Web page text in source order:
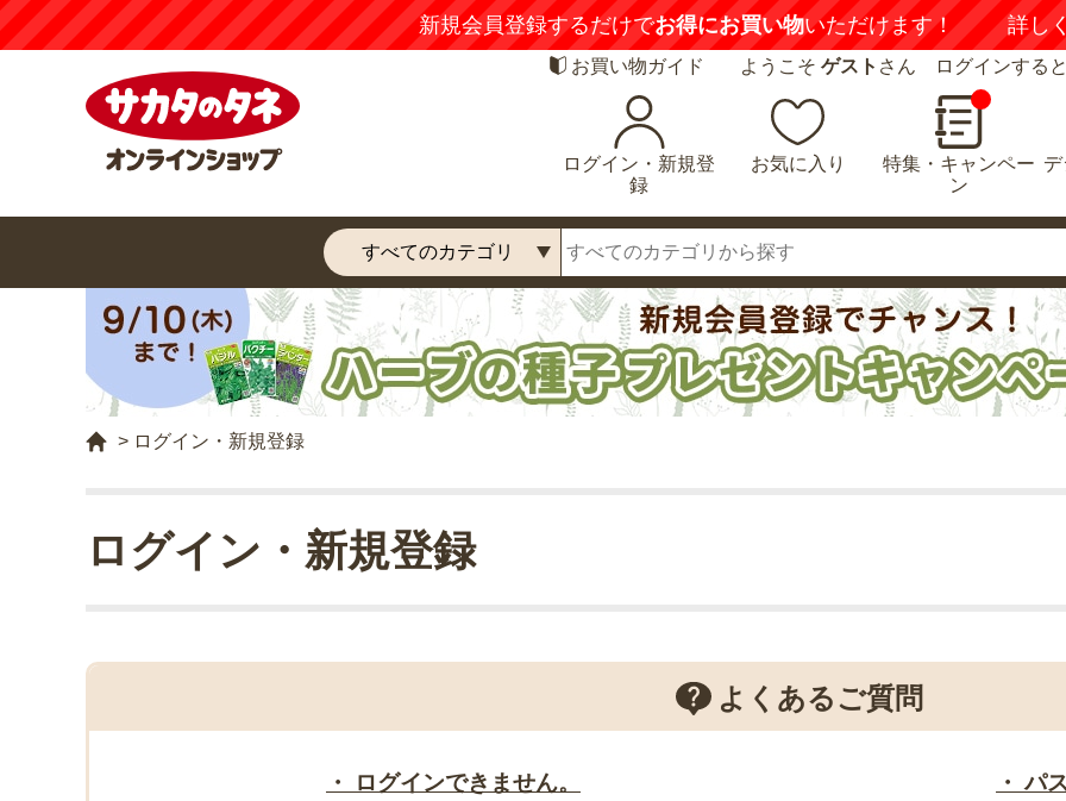
新規会員登録するだけでお得にお買い物いただけます！ 詳し
お買い物ガイド ようこそ ゲスト さん ログインする
ログイン・新規登
録
お気に入り
特集・キャンペー
ン
> ログイン・新規登録
ログイン・新規登録
よくあるご質問
・ ログインできません。 ・ パ